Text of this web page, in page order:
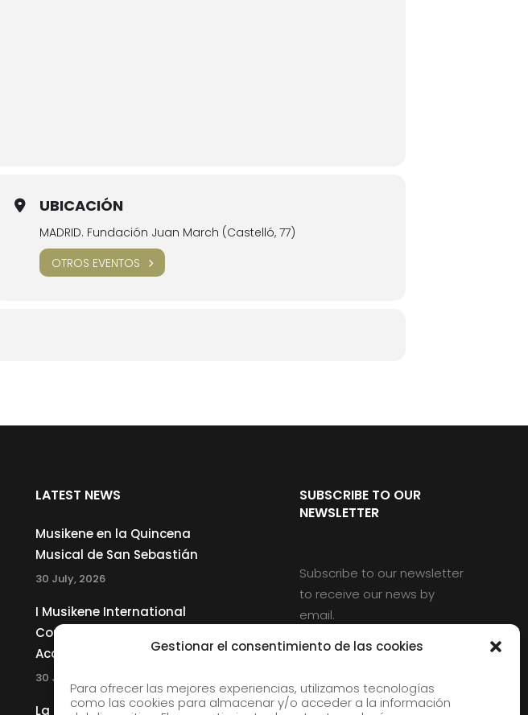
Gestionar el consentimiento de las cookies
Para ofrecer las mejores experiencias, utilizamos tecnologías
como las cookies para almacenar y/o acceder a la información
UBICACIÓN
MADRID. Fundación Juan March (Castelló, 77)
OTROS EVENTOS
LATEST NEWS
Musikene en la Quincena
Musical de San Sebastián
30 July, 2026
I Musikene International
Competition for Young
Accordionists
30 July, 2026
La Musikene Big Band
SUBSCRIBE TO OUR
NEWSLETTER
Subscribe to our newsletter
to receive our news by
email.